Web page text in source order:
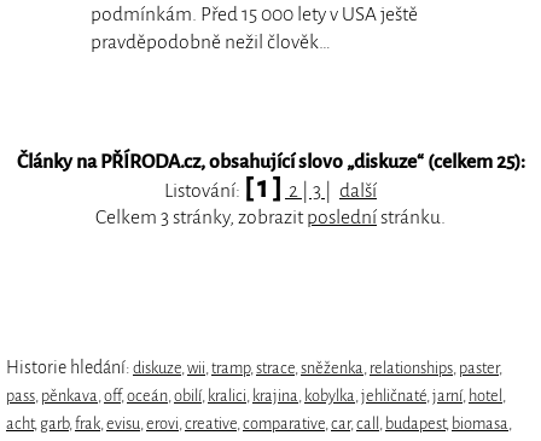
podmínkám. Před 15 000 lety v USA ještě
pravděpodobně nežil člověk…
Články na PŘÍRODA.cz, obsahující slovo „diskuze“ (celkem 25):
Listování: [ 1 ] 2 3
další
Celkem 3 stránky, zobrazitposlednístránku.
Historie hledání: diskuze,wii,tramp,strace,sněženka, relationships, paster,
pass, pěnkava,off,oceán,obilí, kralici, krajina, kobylka,jehličnaté,jarní, hotel ,
acht, garb,frak,evisu,erovi,creative,comparative,car,call , budapest, biomasa,